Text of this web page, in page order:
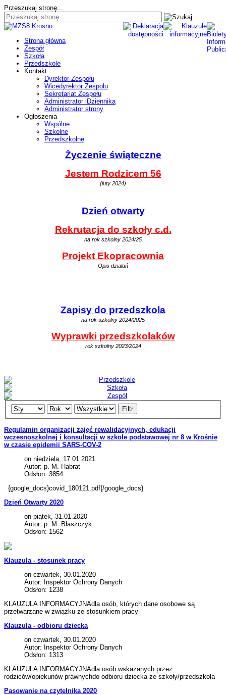
Przeszukaj stronę...
Strona główna
Zespół
Szkoła
Przedszkole
Kontakt
Dyrektor Zespołu
Wicedyrektor Zespołu
Sekretariat Zespołu
Administrator iDziennika
Administrator strony
Ogłoszenia
Wspólne
Szkolne
Przedszkolne
Życzenie świąteczne
Jestem Rodzicem 56
(luty 2024)
Dzień otwarty
Rekrutacja do szkoły c.d.
na rok szkolny 2024/25
Projekt Ekopracownia
Opis działań
Zapisy do przedszkola
na rok szkolny 2024/2025
Wyprawki przedszkolaków
rok szkolny 2023/2024
Filtr
Regulamin organizacji zajęć rewalidacyjnych, edukacji
wczesnoszkolnej i konsultacji w szkole podstawowej nr 8 w Krośnie
w czasie epidemii SARS-COV-2
on niedziela, 17.01.2021
Autor: p. M. Habrat
Odsłon: 3854
{google_docs}covid_180121.pdf{/google_docs}
Dzień Otwarty 2020
on piątek, 31.01.2020
Autor: p. M. Błaszczyk
Odsłon: 1562
Klauzula - stosunek pracy
on czwartek, 30.01.2020
Autor: Inspektor Ochrony Danych
Odsłon: 1238
KLAUZULA INFORMACYJNAdla osób, których dane osobowe są
przetwarzane w związku ze stosunkiem pracy
Klauzula - odbioru dziecka
on czwartek, 30.01.2020
Autor: Inspektor Ochrony Danych
Odsłon: 1313
KLAUZULA INFORMACYJNAdla osób wskazanych przez
rodziców/opiekunów prawnychdo odbioru dziecka ze szkoły/przedszkola
Pasowanie na czytelnika 2020